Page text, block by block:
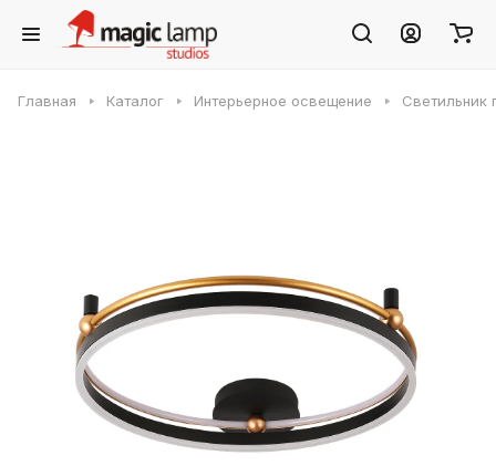
Главная Каталог Интерьерное освещение Светильник